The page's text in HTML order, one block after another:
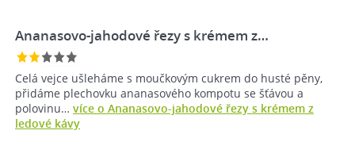
Ananasovo-jahodové řezy s krémem z…
Celá vejce ušleháme s moučkovým cukrem do husté pěny,
přidáme plechovku ananasového kompotu se šťávou a
polovinu… více o Ananasovo-jahodové řezy s krémem z
ledové kávy